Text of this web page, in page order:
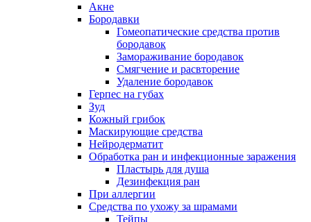
Акне
Бородавки
Гомеопатические средства против
бородавок
Замораживание бородавок
Смягчение и расвторение
Удаление бородавок
Герпес на губах
Зуд
Кожный грибок
Маскирующие средства
Нейродерматит
Обработка ран и инфекционные заражения
Пластырь для душа
Дезинфекция ран
При аллергии
Средства по ухожу за шрамами
Тейпы